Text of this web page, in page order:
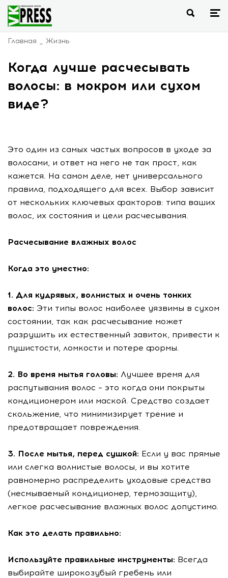
Главная Жизнь
Когда лучше расчесывать
волосы: в мокром или сухом
виде?
Это один из самых частых вопросов в уходе за
волосами, и ответ на него не так прост, как
кажется. На самом деле, нет универсального
правила, подходящего для всех. Выбор зависит
от нескольких ключевых факторов: типа ваших
волос, их состояния и цели расчесывания.
Расчесывание влажных волос
Когда это уместно:
1. Для кудрявых, волнистых и очень тонких
волос: Эти типы волос наиболее уязвимы в сухом
состоянии, так как расчесывание может
разрушить их естественный завиток, привести к
пушистости, ломкости и потере формы.
2. Во время мытья головы: Лучшее время для
распутывания волос – это когда они покрыты
кондиционером или маской. Средство создает
скольжение, что минимизирует трение и
предотвращает повреждения.
3. После мытья, перед сушкой: Если у вас прямые
или слегка волнистые волосы, и вы хотите
равномерно распределить уходовые средства
(несмываемый кондиционер, термозащиту),
легкое расчесывание влажных волос допустимо.
Как это делать правильно:
Используйте правильные инструменты: Всегда
выбирайте широкозубый гребень или